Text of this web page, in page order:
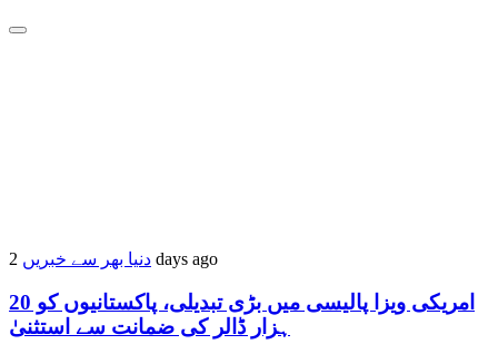
دنیا بھر سے خبریں 2 days ago
امریکی ویزا پالیسی میں بڑی تبدیلی، پاکستانیوں کو 20
ہزار ڈالر کی ضمانت سے استثنیٰ